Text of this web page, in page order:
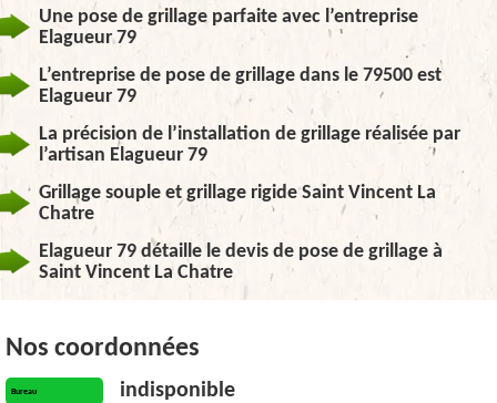
Une pose de grillage parfaite avec l’entreprise
Elagueur 79
L’entreprise de pose de grillage dans le 79500 est
Elagueur 79
La précision de l’installation de grillage réalisée par
l’artisan Elagueur 79
Grillage souple et grillage rigide Saint Vincent La
Chatre
Elagueur 79 détaille le devis de pose de grillage à
Saint Vincent La Chatre
Nos coordonnées
Bureau indisponible